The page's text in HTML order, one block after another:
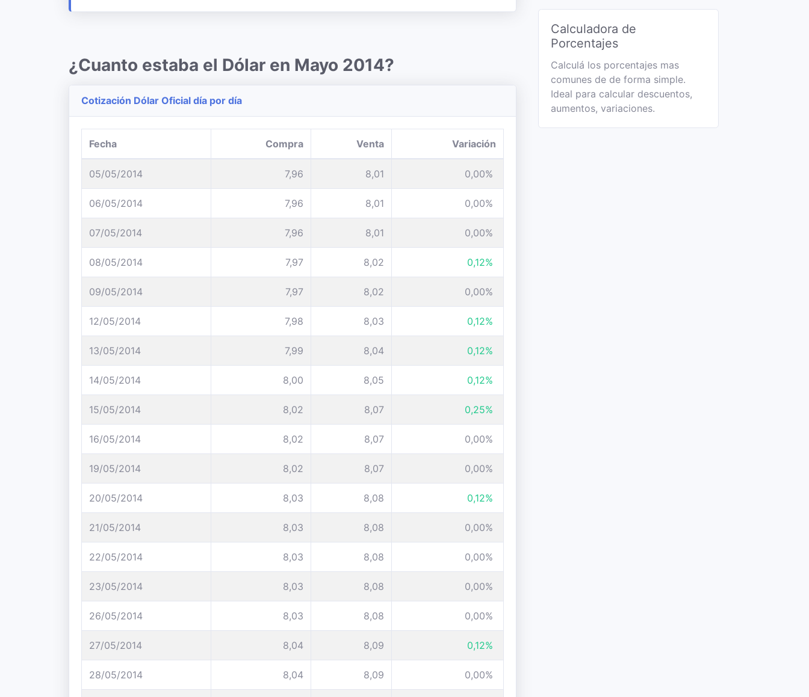
¿Cuanto estaba el Dólar en Mayo 2014?
Cotización Dólar Oficial día por día
Fecha Compra Venta Variación
05/05/2014 7,96 8,01 0,00%
06/05/2014 7,96 8,01 0,00%
07/05/2014 7,96 8,01 0,00%
08/05/2014 7,97 8,02 0,12%
09/05/2014 7,97 8,02 0,00%
12/05/2014 7,98 8,03 0,12%
13/05/2014 7,99 8,04 0,12%
14/05/2014 8,00 8,05 0,12%
15/05/2014 8,02 8,07 0,25%
16/05/2014 8,02 8,07 0,00%
19/05/2014 8,02 8,07 0,00%
20/05/2014 8,03 8,08 0,12%
21/05/2014 8,03 8,08 0,00%
22/05/2014 8,03 8,08 0,00%
23/05/2014 8,03 8,08 0,00%
26/05/2014 8,03 8,08 0,00%
27/05/2014 8,04 8,09 0,12%
28/05/2014 8,04 8,09 0,00%
Calculadora de
Porcentajes
Calculá los porcentajes mas
comunes de de forma simple.
Ideal para calcular descuentos,
aumentos, variaciones.